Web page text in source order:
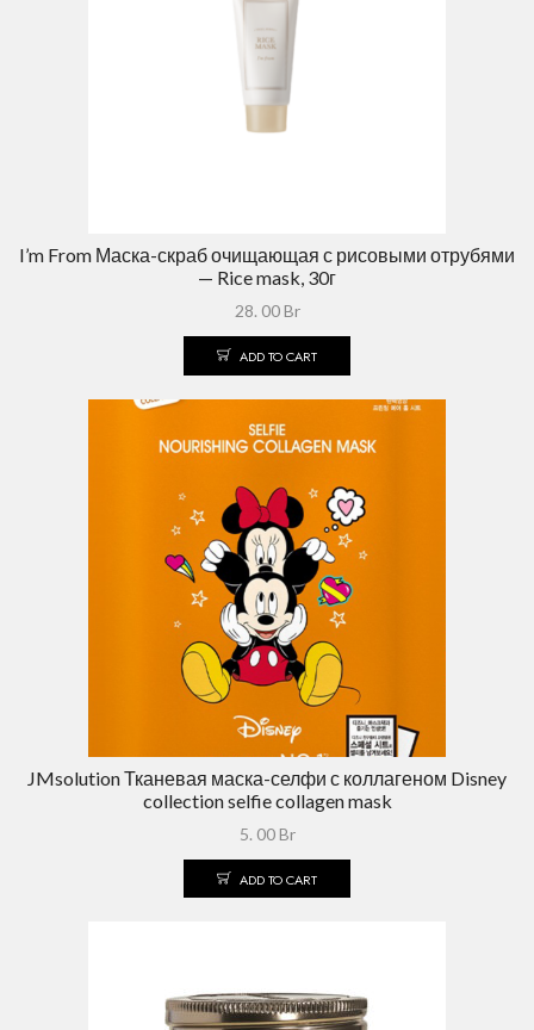
I’m From Маска-скраб очищающая с рисовыми отрубями
— Rice mask, 30г
28. 00Br
ADD TO CART
JMsolution Тканевая маска-селфи с коллагеном Disney
collection selfie collagen mask
5. 00Br
ADD TO CART